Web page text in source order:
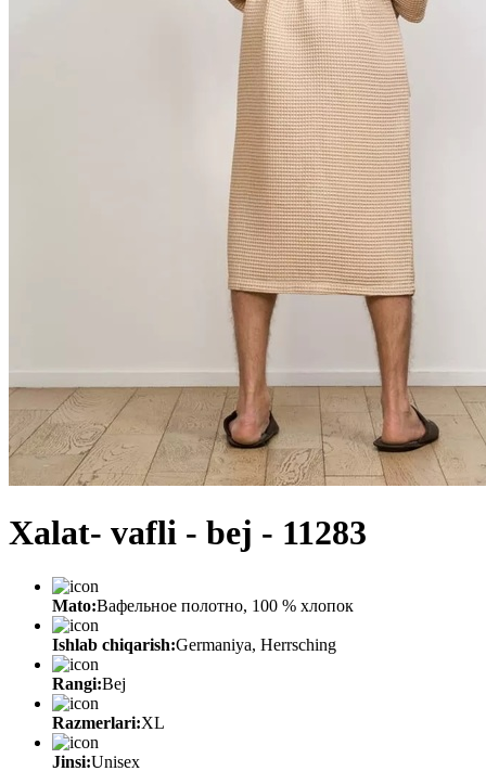
Хalat- vafli - bej - 11283
Mato:Вафельное полотно, 100 % хлопок
Ishlab chiqarish:Germaniya, Herrsching
Rangi:Bej
Razmerlari:XL
Jinsi:Unisex